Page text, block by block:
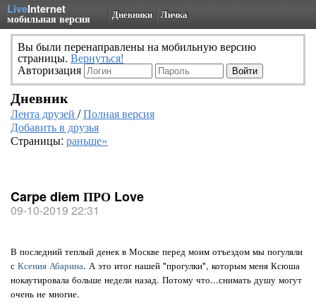
LiveInternet
мобильная версия Дневники Личка
Вы были перенаправлены на мобильную версию
страницы. Вернуться!
Авторизация
Дневник
Лента друзей /Полная версия
Добавить в друзья
Страницы: раньше»
Carpe diem ПРО Love
09-10-2019 22:31
В последний теплый денек в Москве перед моим отъездом мы погуляли
с Ксения Абарина. А это итог нашей "прогулки", которым меня Ксюша
нокаутировала больше недели назад. Потому что...снимать душу могут
очень не многие.